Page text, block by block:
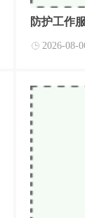
防护工作
2026-08-